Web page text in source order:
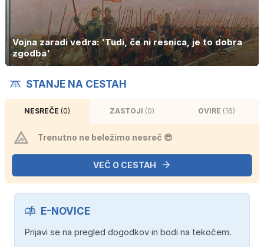
Vojna zaradi vedra: 'Tudi, če ni resnica, je to dobra
zgodba'
STANJE NA CESTAH
NESREČE (0) ZASTOJI (0) OVIRE (16)
Trenutno ne beležimo nesreč 😎
VEČ O CESTAH
E-NOVICE
Prijavi se na pregled dogodkov in bodi na tekočem.